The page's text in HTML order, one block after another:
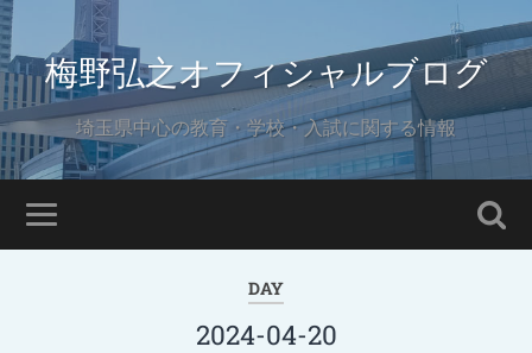
梅野弘之オフィシャルブログ
埼玉県中心の教育・学校・入試に関する情報
DAY
2024-04-20